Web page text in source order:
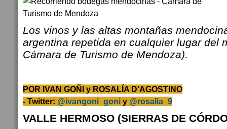
Los vinos y las altas montañas
argentina repetida en cualquier lugar del
Cámara de Turismo de Mendoza).
POR IVAN GOÑI y ROSALÍA D'AGOSTINO
- Twitter: @ivangoni_goni y @rosalia_9
VALLE HERMOSO (SIERRAS DE